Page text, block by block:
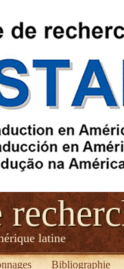
latine
Bibliographie